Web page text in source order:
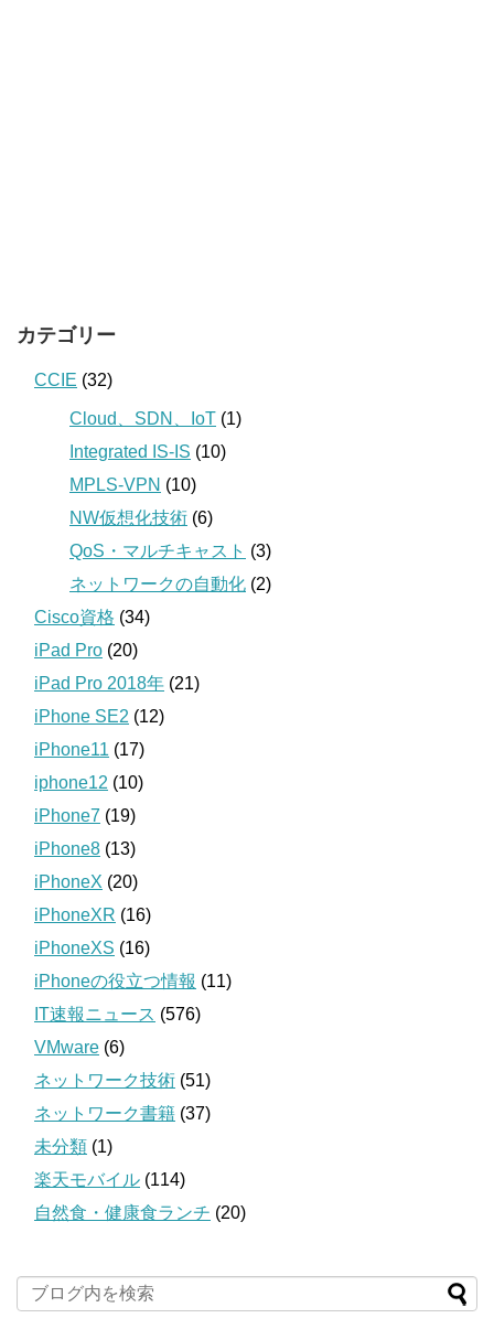
カテゴリー
CCIE (32)
Cloud、SDN、IoT (1)
Integrated IS-IS (10)
MPLS-VPN (10)
NW仮想化技術 (6)
QoS・マルチキャスト (3)
ネットワークの自動化 (2)
Cisco資格 (34)
iPad Pro (20)
iPad Pro 2018年 (21)
iPhone SE2 (12)
iPhone11 (17)
iphone12 (10)
iPhone7 (19)
iPhone8 (13)
iPhoneX (20)
iPhoneXR (16)
iPhoneXS (16)
iPhoneの役立つ情報 (11)
IT速報ニュース (576)
VMware (6)
ネットワーク技術 (51)
ネットワーク書籍 (37)
未分類 (1)
楽天モバイル (114)
自然食・健康食ランチ (20)